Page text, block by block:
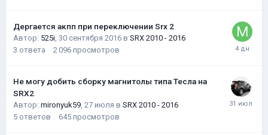
Дергается акпп при переключении Srx 2
Автор: 525i, 30 сентября 2016 в SRX 2010 - 2016
3 ответа 2 096 просмотров
Не могу добить сборку магнитолы типа Тесла на
SRX2
Автор: mironyuk59, 27 июля в SRX 2010 - 2016
5 ответов 645 просмотров